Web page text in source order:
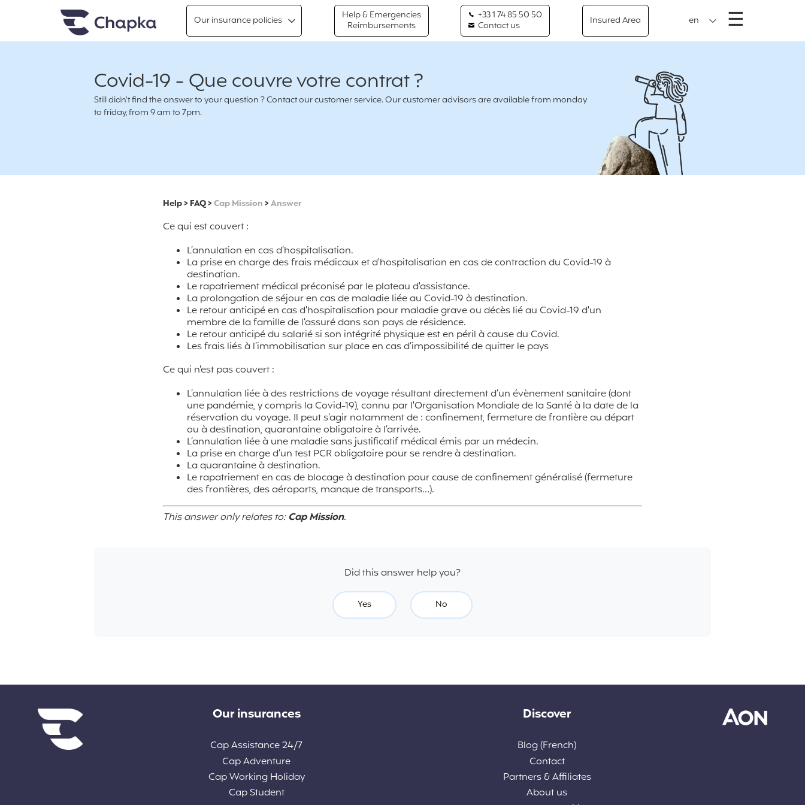
Chapka travel InsuranceOur insurance policies
Help & Emergencies
Reimbursements
+33 1 74 85 50 50
Contact us
Insured Area en ☰
Covid-19 - Que couvre votre contrat ?
Still didn't find the answer to your question ? Contact our customer service. Our customer advisors are available from monday
to friday, from 9 am to 7pm.
Help> FAQ>Cap Mission >Answer
Ce qui est couvert :
L’annulation en cas d’hospitalisation.
La prise en charge des frais médicaux et d'hospitalisation en cas de contraction du Covid-19 à
destination.
Le rapatriement médical préconisé par le plateau d'assistance.
La prolongation de séjour en cas de maladie liée au Covid-19 à destination.
Le retour anticipé en cas d'hospitalisation pour maladie grave ou décès lié au Covid-19 d'un
membre de la famille de l’assuré dans son pays de résidence.
Le retour anticipé du salarié si son intégrité physique est en péril à cause du Covid.
Les frais liés à l’immobilisation sur place en cas d’impossibilité de quitter le pays
Ce qui n'est pas couvert :
L’annulation liée à des restrictions de voyage résultant directement d’un évènement sanitaire (dont
une pandémie, y compris la Covid-19), connu par l'Organisation Mondiale de la Santé à la date de la
réservation du voyage. Il peut s’agir notamment de : confinement, fermeture de frontière au départ
ou à destination, quarantaine obligatoire à l’arrivée.
L’annulation liée à une maladie sans justificatif médical émis par un médecin.
La prise en charge d’un test PCR obligatoire pour se rendre à destination.
La quarantaine à destination.
Le rapatriement en cas de blocage à destination pour cause de confinement généralisé (fermeture
des frontières, des aéroports, manque de transports…).
This answer only relates to:Cap Mission.
Did this answer help you?
Yes No
Diverse links Our insurances
Cap Assistance 24/7
Cap Adventure
Cap Working Holiday
Cap Student
Discover
Blog (French)
Contact
Partners & Affiliates
About us